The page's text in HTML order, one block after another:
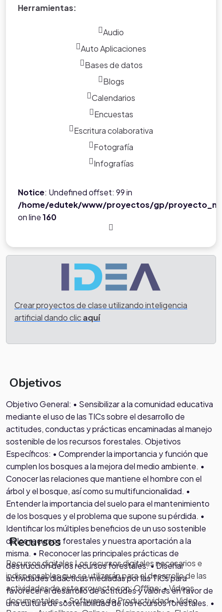
Herramientas:
Audio
Auto Aplicaciones
Bases de datos
Blogs
Calendarios
Encuestas
Escritura colaborativa
Fotografía
Infografías
Notice: Undefined offset: 99 in
/home/edutek/www/proyectos/gp/
on line160
Crear proyectos de clase utilizando inteligencia
artificial dando clicaquí
Objetivos
Objetivo General: • Sensibilizar a la comunidad educativa
mediante el uso de las TICs sobre el desarrollo de
actitudes, conductas y prácticas encaminadas al manejo
sostenible de los recursos forestales. Objetivos
Específicos: • Comprender la importancia y función que
cumplen los bosques a la mejora del medio ambiente. •
Conocer las relaciones que mantiene el hombre con el
árbol y el bosque, así como su multifuncionalidad. •
Entender la importancia del suelo para el mantenimiento
de los bosques y el problema que supone su pérdida. •
Identificar los múltiples beneficios de un uso sostenible
de los recursos forestales y nuestra aportación a la
misma. • Reconocer las principales prácticas de
destrucción de los recursos forestales. • Diseñar
actividades didácticas mediadas por las TICs para
favorecer el desarrollo de actitudes y valores en favor de
una cultura de sostenibilidad de los recursos forestales. •
Recursos
Recursos digitales Los recursos digitales necesarios e
indispensables que se utilizarán para el desarrollo de las
actividades de este proyecto son: Offline: • Videos
documentales. • Software de Productividad • Video